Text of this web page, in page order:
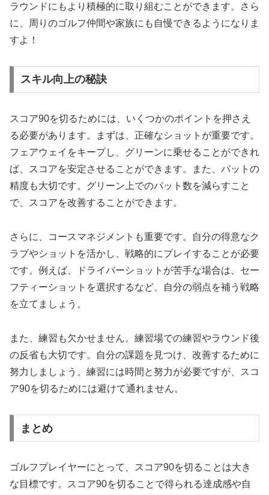
ラウンドにもより積極的に取り組むことができます。さら
に、周りのゴルフ仲間や家族にも自慢できるようになりま
すよ！
スキル向上の秘訣
スコア90を切るためには、いくつかのポイントを押さえ
る必要があります。まずは、正確なショットが重要です。
フェアウェイをキープし、グリーンに乗せることができれ
ば、スコアを安定させることができます。また、パットの
精度も大切です。グリーン上でのパット数を減らすこと
で、スコアを改善することができます。
さらに、コースマネジメントも重要です。自分の得意なク
ラブやショットを活かし、戦略的にプレイすることが必要
です。例えば、ドライバーショットが苦手な場合は、セー
フティーショットを選択するなど、自分の弱点を補う戦略
を立てましょう。
また、練習も欠かせません。練習場での練習やラウンド後
の反省も大切です。自分の課題を見つけ、改善するために
努力しましょう。練習には時間と努力が必要ですが、スコ
ア90を切るためには避けて通れません。
まとめ
ゴルフプレイヤーにとって、スコア90を切ることは大き
な目標です。スコア90を切ることで得られる達成感や自